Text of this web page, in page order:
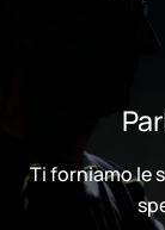
Ti forniamo le